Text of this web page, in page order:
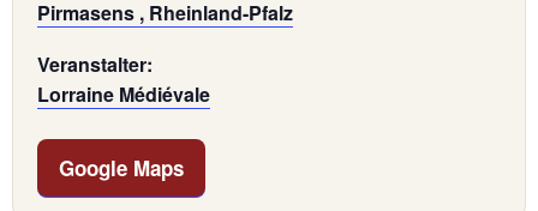
Pirmasens , Rheinland-Pfalz
Veranstalter:
Lorraine Médiévale
Google Maps